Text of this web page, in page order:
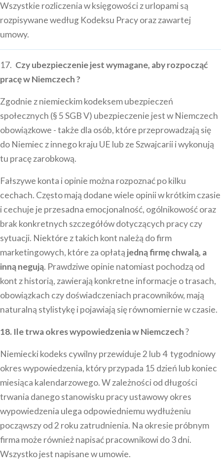
Wszystkie rozliczenia w księgowości z urlopami są
rozpisywane według Kodeksu Pracy oraz zawartej
umowy.
17. Czy ubezpieczenie jest wymagane, aby rozpocząć
pracę w Niemczech ?
Zgodnie z niemieckim kodeksem ubezpieczeń
społecznych (§ 5 SGB V) ubezpieczenie jest w Niemczech
obowiązkowe - także dla osób, które przeprowadzają się
do Niemiec z innego kraju UE lub ze Szwajcarii i wykonują
tu pracę zarobkową.
Fałszywe konta i opinie można rozpoznać po kilku
cechach. Często mają dodane wiele opinii w krótkim czasie
i cechuje je przesadna emocjonalność, ogólnikowość oraz
brak konkretnych szczegółów dotyczących pracy czy
sytuacji. Niektóre z takich kont należą do firm
marketingowych, które za opłatą jedną firmę chwalą, a
inną negują. Prawdziwe opinie natomiast pochodzą od
kont z historią, zawierają konkretne informacje o trasach,
obowiązkach czy doświadczeniach pracowników, mają
naturalną stylistykę i pojawiają się równomiernie w czasie.
18. Ile trwa okres wypowiedzenia w Niemczech?
Niemiecki kodeks cywilny przewiduje 2 lub 4 tygodniowy
okres wypowiedzenia, który przypada 15 dzień lub koniec
miesiąca kalendarzowego. W zależności od długości
trwania danego stanowisku pracy ustawowy okres
wypowiedzenia ulega odpowiedniemu wydłużeniu
począwszy od 2 roku zatrudnienia. Na okresie próbnym
firma może również napisać pracownikowi do 3 dni.
Wszystko jest napisane w umowie.